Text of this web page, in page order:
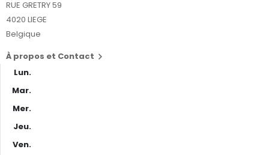
RUE GRETRY 59
4020 LIEGE
Belgique
À propos et Contact 
Lun.
Mar.
Mer.
Jeu.
Ven.